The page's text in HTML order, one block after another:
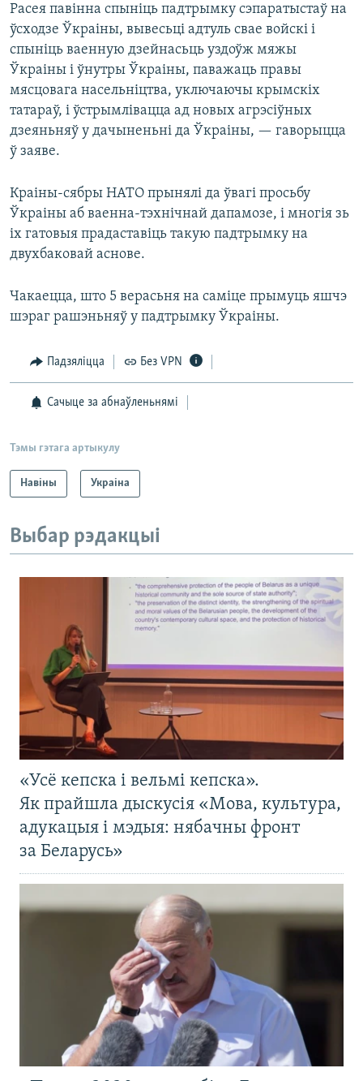
Расея павінна спыніць падтрымку сэпаратыстаў на
ўсходзе Ўкраіны, вывесьці адтуль свае войскі і
спыніць ваенную дзейнасьць уздоўж мяжы
Ўкраіны і ўнутры Ўкраіны, паважаць правы
мясцовага насельніцтва, уключаючы крымскіх
татараў, і ўстрымлівацца ад новых агрэсіўных
дзеяньняў у дачыненьні да Ўкраіны, — гаворыцца
ў заяве.
Краіны-сябры НАТО прынялі да ўвагі просьбу
Ўкраіны аб ваенна-тэхнічнай дапамозе, і многія зь
іх гатовыя прадаставіць такую падтрымку на
двухбаковай аснове.
Чакаецца, што 5 верасьня на саміце прымуць яшчэ
шэраг рашэньняў у падтрымку Ўкраіны.
Падзяліцца Без VPN
Сачыце за абнаўленьнямі
Тэмы гэтага артыкулу
Навіны Украіна
Выбар рэдакцыі
«Усё кепска і вельмі кепска».
Як прайшла дыскусія «Мова, культура,
адукацыя і мэдыя: нябачны фронт
за Беларусь»